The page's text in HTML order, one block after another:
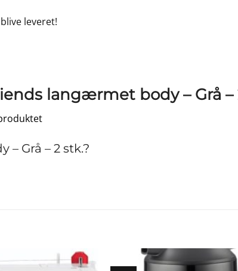
leveret!
langærmet body – Grå –
Grå – 2 stk.?